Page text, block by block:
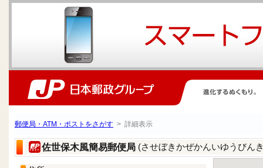
郵便局・ATM・ポストをさがす > 詳細表示
佐世保木風簡易郵便局 (させぼきかぜかんいゆうびん